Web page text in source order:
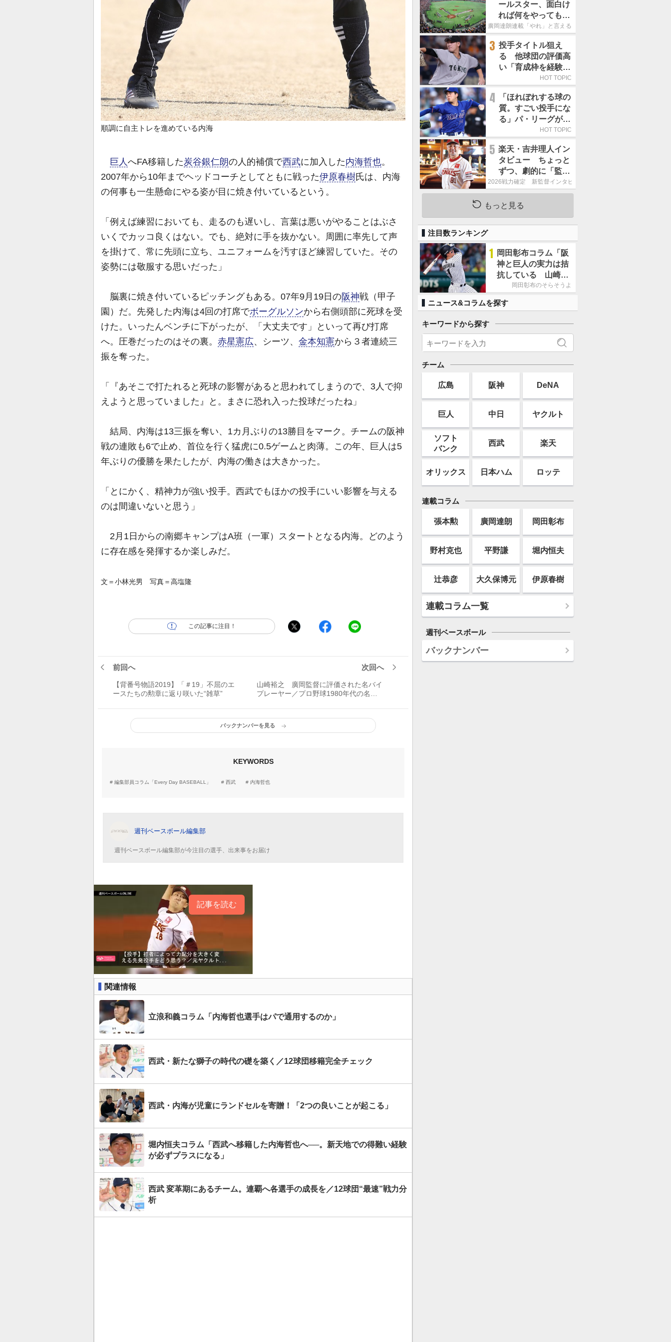
順調に自主トレを進めている内海
巨人へFA移籍した炭谷銀仁朗の人的補償で西武に加入した内海哲也。
2007年から10年までヘッドコーチとしてともに戦った伊原春樹氏は、内海
の何事も一生懸命にやる姿が目に焼き付いているという。
「例えば練習においても、走るのも遅いし、言葉は悪いがやることはぶさ
いくでカッコ良くはない。でも、絶対に手を抜かない。周囲に率先して声
を掛けて、常に先頭に立ち、ユニフォームを汚すほど練習していた。その
姿勢には敬服する思いだった」
脳裏に焼き付いているピッチングもある。07年9月19日の阪神戦（甲子
園）だ。先発した内海は4回の打席でボーグルソンから右側頭部に死球を受
けた。いったんベンチに下がったが、「大丈夫です」といって再び打席
へ。圧巻だったのはその裏。 赤星憲広、シーツ、 金本知憲から３者連続三
振を奪った。
「『あそこで打たれると死球の影響があると思われてしまうので、3人で抑
えようと思っていました』と。まさに恐れ入った投球だったね」
結局、内海は13三振を奪い、1カ月ぶりの13勝目をマーク。チームの阪神
戦の連敗も6で止め、首位を行く猛虎に0.5ゲームと肉薄。この年、巨人は5
年ぶりの優勝を果たしたが、内海の働きは大きかった。
「とにかく、精神力が強い投手。西武でもほかの投手にいい影響を与える
のは間違いないと思う」
2月1日からの南郷キャンプはA班（一軍）スタートとなる内海。どのよう
に存在感を発揮するか楽しみだ。
文＝小林光男 写真＝高塩隆
この記事に注目！
前回へ
【背番号物語2019】「＃19」不屈のエ
ースたちの勲章に返り咲いた“雑草”
次回へ
山崎裕之 廣岡監督に評価された名バイ
プレーヤー／プロ野球1980年代の名選
バックナンバーを見る
KEYWORDS
編集部員コラム「Every Day BASEBALL」 西武 内海哲也
週刊ベースボール編集部
週刊ベースボール編集部が今注目の選手、出来事をお届け
記事を読む
関連情報
立浪和義コラム「内海哲也選手はパで通用するのか」
西武・新たな獅子の時代の礎を築く／12球団移籍完全チェック
西武・内海が児童にランドセルを寄贈！「2つの良いことが起こる」
堀内恒夫コラム「西武へ移籍した内海哲也へ──。新天地での得難い経験
が必ずプラスになる」
西武 変革期にあるチーム。連覇へ各選手の成長を／12球団“最速”戦力分
析
ールスター、面白け
れば何をやってもい
いという発想は大間
廣岡達朗連載「やれ」と言える信念
3 投手タイトル狙え
る 他球団の評価高
い「育成枠を経験し
た巨人の左腕」は
HOT TOPIC
4
「ほれぼれする球の
質。すごい投手にな
る」パ・リーグが驚
いた「中日の左腕」
HOT TOPIC
5 楽天・吉井理人イン
タビュー ちょっと
ずつ、劇的に「監督
が代わると何もかも
が変わるというの
は、チームにとって
す」
2026戦力確定 新監督インタビュー
もっと見る
注目数ランキング
1
岡田彰布コラム「阪
神と巨人の実力は拮
抗している 山崎、
小笠原の存在は大き
岡田彰布のそらそうよ
ニュース&コラムを探す
キーワードから探す
チーム
広島 阪神 DeNA
巨人 中日 ヤクルト
ソフト
バンク
西武 楽天
オリックス 日本ハム ロッテ
連載コラム
張本勲 廣岡達朗 岡田彰布
野村克也 平野謙 堀内恒夫
辻恭彦 大久保博元 伊原春樹
連載コラム一覧
週刊ベースボール
バックナンバー